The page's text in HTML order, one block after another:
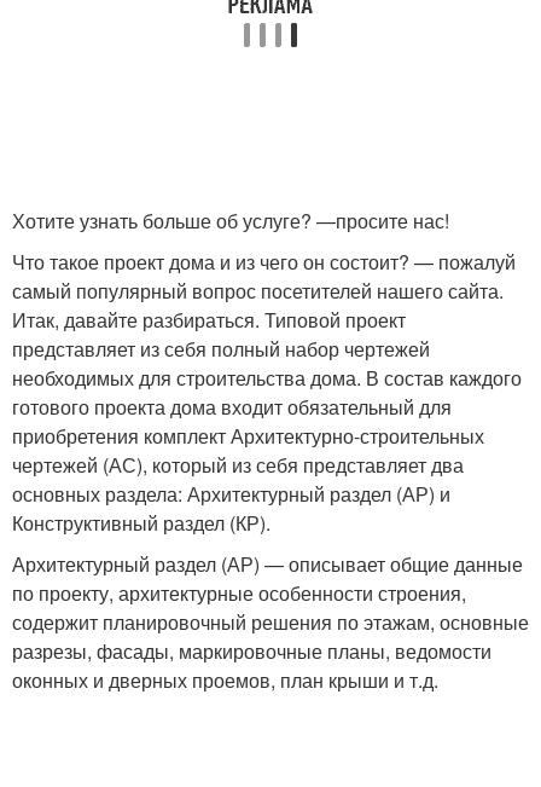
Хотите узнать больше об услуге? —просите нас!
Что такое проект дома и из чего он состоит? — пожалуй
самый популярный вопрос посетителей нашего сайта.
Итак, давайте разбираться. Типовой проект
представляет из себя полный набор чертежей
необходимых для строительства дома. В состав каждого
готового проекта дома входит обязательный для
приобретения комплект Архитектурно-строительных
чертежей (АС), который из себя представляет два
основных раздела: Архитектурный раздел (АР) и
Конструктивный раздел (КР).
Архитектурный раздел (АР) — описывает общие данные
по проекту, архитектурные особенности строения,
содержит планировочный решения по этажам, основные
разрезы, фасады, маркировочные планы, ведомости
оконных и дверных проемов, план крыши и т.д.